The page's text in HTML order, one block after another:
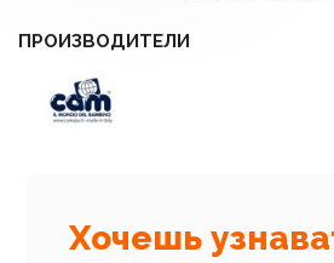
ПРОИЗВОДИТЕЛИ
Хочешь